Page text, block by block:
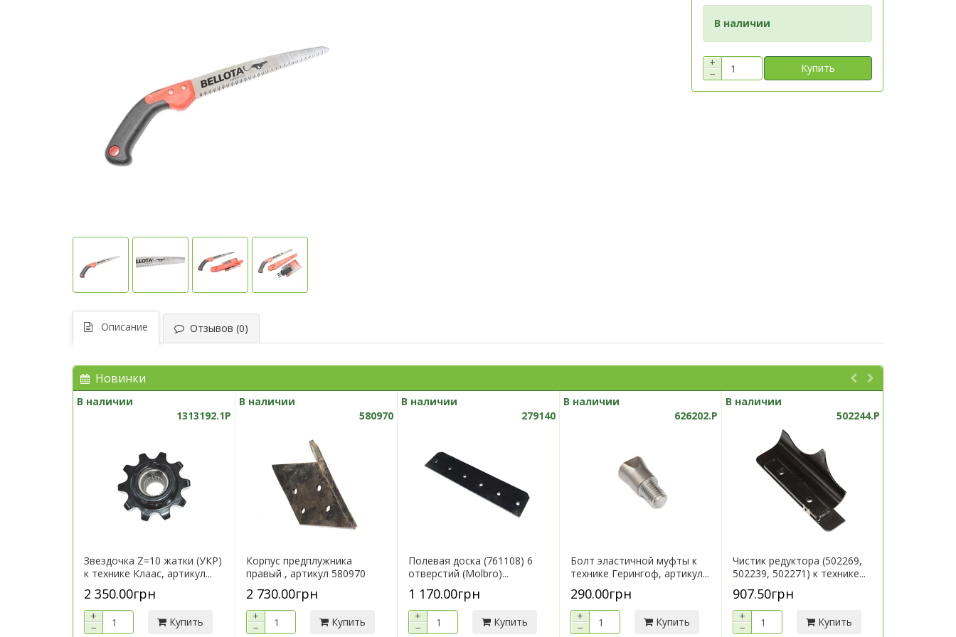
В наличии
+
−
Купить
Описание Отзывов (0)
Новинки
В наличии
1313192.1P
Звездочка Z=10 жатки (УКР)
к технике Клаас, артикул...
2 350.00грн
+
−
Купить
В наличии
580970
Корпус предплужника
правый , артикул 580970
2 730.00грн
+
−
Купить
В наличии
279140
Полевая доска (761108) 6
отверстий (Molbro)...
1 170.00грн
+
−
Купить
В наличии
626202.P
Болт эластичной муфты к
технике Герингоф, артикул...
290.00грн
+
−
Купить
В наличии
502244.P
Чистик редуктора (502269,
502239, 502271) к технике...
907.50грн
+
−
Купить